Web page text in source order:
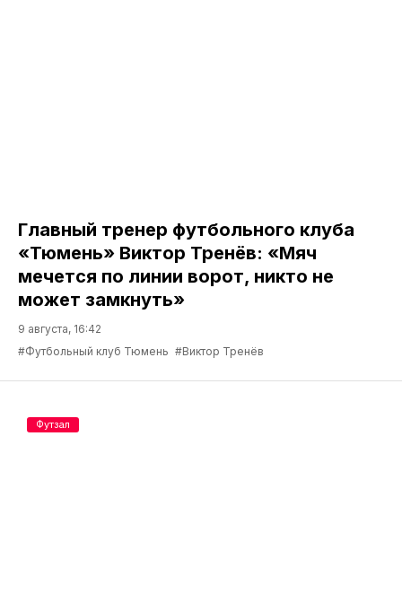
Главный тренер футбольного клуба
«Тюмень» Виктор Тренёв: «Мяч
мечется по линии ворот, никто не
может замкнуть»
9 августа, 16:42
#Футбольный клуб Тюмень #Виктор Тренёв
Футзал